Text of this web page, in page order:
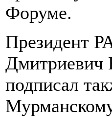
Форуме.
Президент
Дмитриевич
подписал